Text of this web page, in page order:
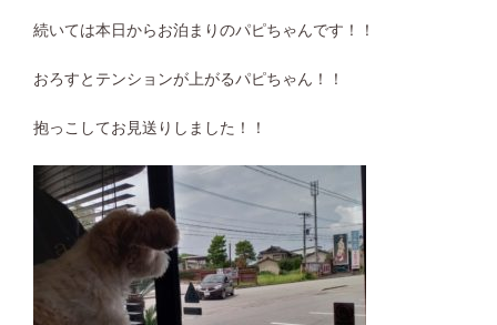
続いては本日からお泊まりのパピちゃんです！！
おろすとテンションが上がるパピちゃん！！
抱っこしてお見送りしました！！